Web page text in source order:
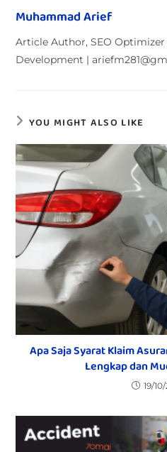
Muhammad Arief
Article Author, SEO Optimizer
Development |
YOU MIGHT ALSO LIKE
Apa Saja Syarat Klaim
Lengkap dan
19/